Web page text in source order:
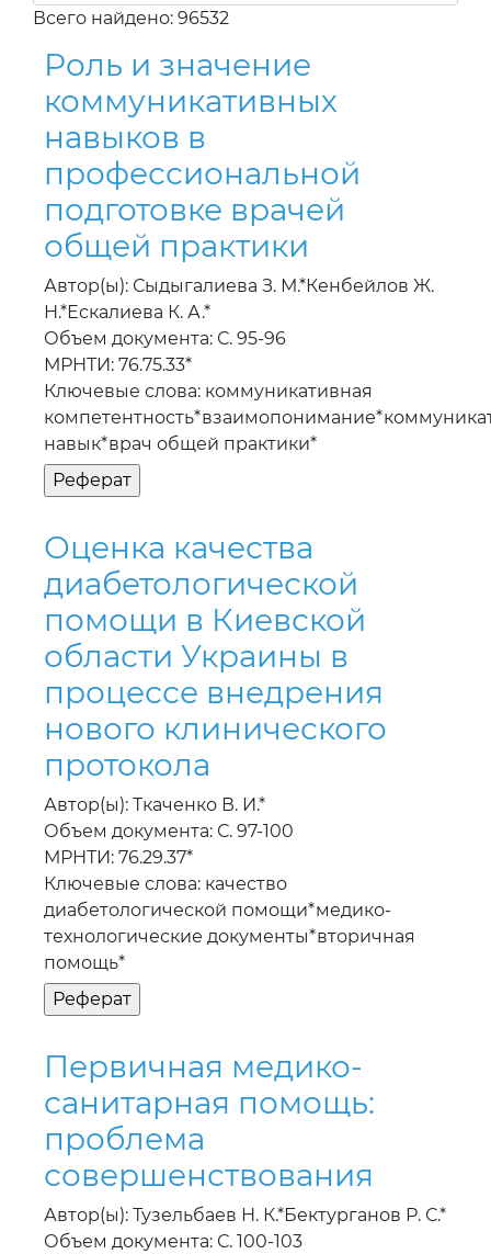
коммуникативных
навыков в
профессиональной
подготовке врачей
общей практики
Автор(ы): Сыдыгалиева З. М.*Кенбейлов Ж.
Н.*Ескалиева К. А.*
Объем документа: С. 95-96
МРНТИ: 76.75.33*
Ключевые слова: коммуникативная
навык*врач общей практики*
Оценка качества
диабетологической
помощи в Киевской
области Украины в
процессе внедрения
нового клинического
протокола
Автор(ы): Ткаченко В. И.*
МРНТИ: 76.29.37*
Ключевые слова: качество
диабетологической помощи*медико-
технологические документы*вторичная
помощь*
Первичная медико-
санитарная помощь:
проблема
совершенствования
Автор(ы): Тузельбаев Н. К.*Бектурганов Р. С.*
Объем документа: С. 100-103
МРНТИ: 76.75.33*
Ключевые слова: всемирная организация
здравоохранения*медико-санитарная